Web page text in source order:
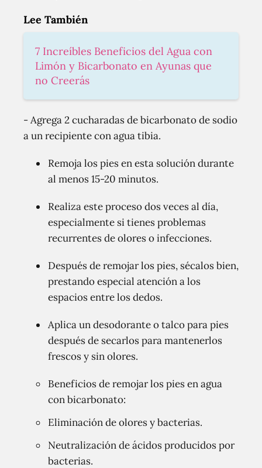
Lee También
7 Increíbles Beneficios del Agua con
Limón y Bicarbonato en Ayunas que
no Creerás
- Agrega 2 cucharadas de bicarbonato de sodio
a un recipiente con agua tibia.
Remoja los pies en esta solución durante
al menos 15-20 minutos.
Realiza este proceso dos veces al día,
especialmente si tienes problemas
recurrentes de olores o infecciones.
Después de remojar los pies, sécalos bien,
prestando especial atención a los
espacios entre los dedos.
Aplica un desodorante o talco para pies
después de secarlos para mantenerlos
frescos y sin olores.
Beneficios de remojar los pies en agua
con bicarbonato:
Eliminación de olores y bacterias.
Neutralización de ácidos producidos por
bacterias.